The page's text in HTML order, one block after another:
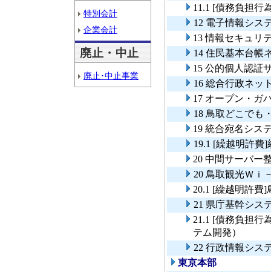
特別会計
企業会計
廃止・中止
廃止･中止事業
11.1 [債務負担行
12 電子情報シス
13 情報セキュリ
14 住民基本台帳
15 公的個人認証
16 総合行政ネッ
17 オープン・ガ
18 鳥取どこでも
19 統合宛名シス
19.1 [繰越明許費
20 中間サーバー
20 鳥取観光Ｗｉ
20.1 [繰越明許費
21 県庁基幹シス
21.1 [債務負担行
テム開発）
22 行政情報シス
東京本部